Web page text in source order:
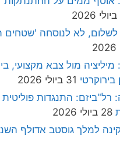
לשלום, לא לנוסחה 'שטחים
מיליציה מול צבא מקצועי,
31 ביולי 2026
רל"ביזם: התנגדות
28 ביולי 2026
למלך גוסטב אדולף